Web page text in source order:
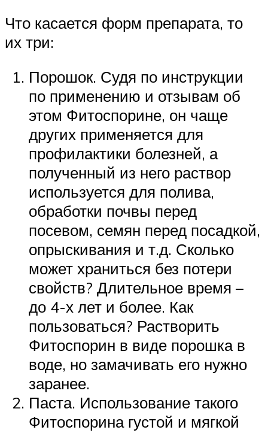
Что касается форм препарата, то
их три:
Порошок. Судя по инструкции
по применению и отзывам об
этом Фитоспорине, он чаще
других применяется для
профилактики болезней, а
полученный из него раствор
используется для полива,
обработки почвы перед
посевом, семян перед посадкой,
опрыскивания и т.д. Сколько
может храниться без потери
свойств? Длительное время –
до 4-х лет и более. Как
пользоваться? Растворить
Фитоспорин в виде порошка в
воде, но замачивать его нужно
заранее.
Паста. Использование такого
Фитоспорина густой и мягкой